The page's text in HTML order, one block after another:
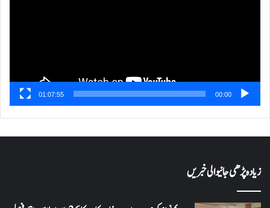
00:00
01:07:55
زیادہ پڑھی جانیوالی خبریں